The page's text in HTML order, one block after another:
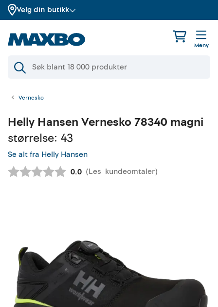
Velg din butikk
Meny
Vernesko
Helly Hansen Vernesko 78340 magni
størrelse: 43
Se alt fra Helly Hansen
Gjennomsnittskarakter:
0.0 (Les kundeomtaler)